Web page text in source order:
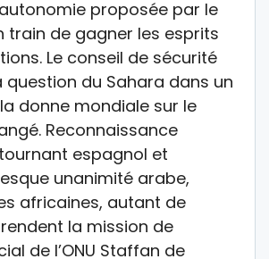
proposée par le
train de gagner les esprits
Le conseil de sécurité
question du Sahara dans un
donne mondiale sur le
Reconnaissance
espagnol et
unanimité arabe,
africaines, autant de
la mission de
de l’ONU Staffan de